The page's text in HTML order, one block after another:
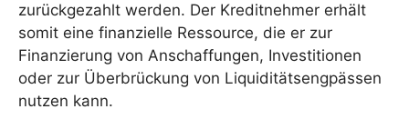
zurückgezahlt werden. Der Kreditnehmer erhält
somit eine finanzielle Ressource, die er zur
Finanzierung von Anschaffungen, Investitionen
oder zur Überbrückung von Liquiditätsengpässen
nutzen kann.